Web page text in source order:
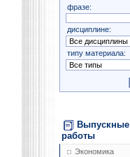
фразе:
дисциплине:
типу материала:
работы
Экономика